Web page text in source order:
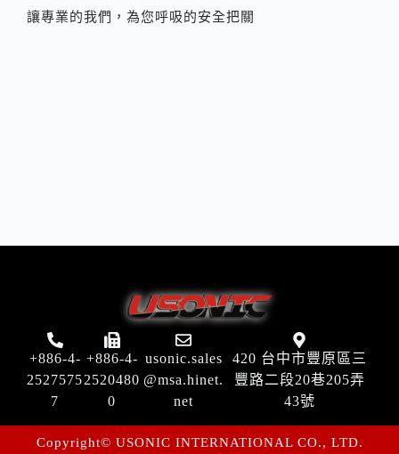
讓專業的我們，為您呼吸的安全把關
+886-4-
2527575
7
+886-4-
2520480
0
usonic.sales
@msa.hinet.
net
420 台中市豐原區三
豐路二段20巷205弄
43號
Copyright© USONIC INTERNATIONAL CO., LTD.